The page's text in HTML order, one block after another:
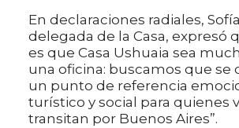
En declaraciones radiales,
delegada de la Casa, expresó
es que Casa Ushuaia sea
una oficina: buscamos que se
un punto de referencia
turístico y social para quienes
transitan por Buenos Aires”.